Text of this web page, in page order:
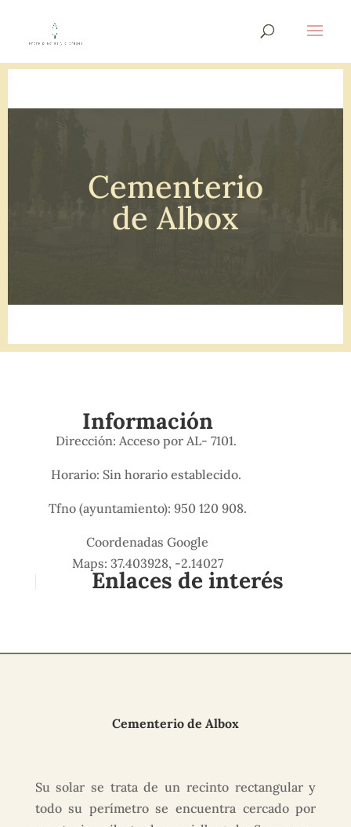
Cementerio
de Albox
Información
Dirección: Acceso por AL- 7101.
Horario: Sin horario establecido.
Tfno (ayuntamiento): 950 120 908.
Coordenadas Google
Maps: 37.403928, -2.14027
Enlaces de interés
Cementerio de Albox
Su solar se trata de un recinto rectangular y
todo su perímetro se encuentra cercado por